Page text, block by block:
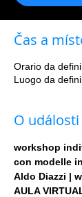
Čas a
Orario da
Luogo da
O události
workshop
con modelle
Aldo Diazzi |
AULA